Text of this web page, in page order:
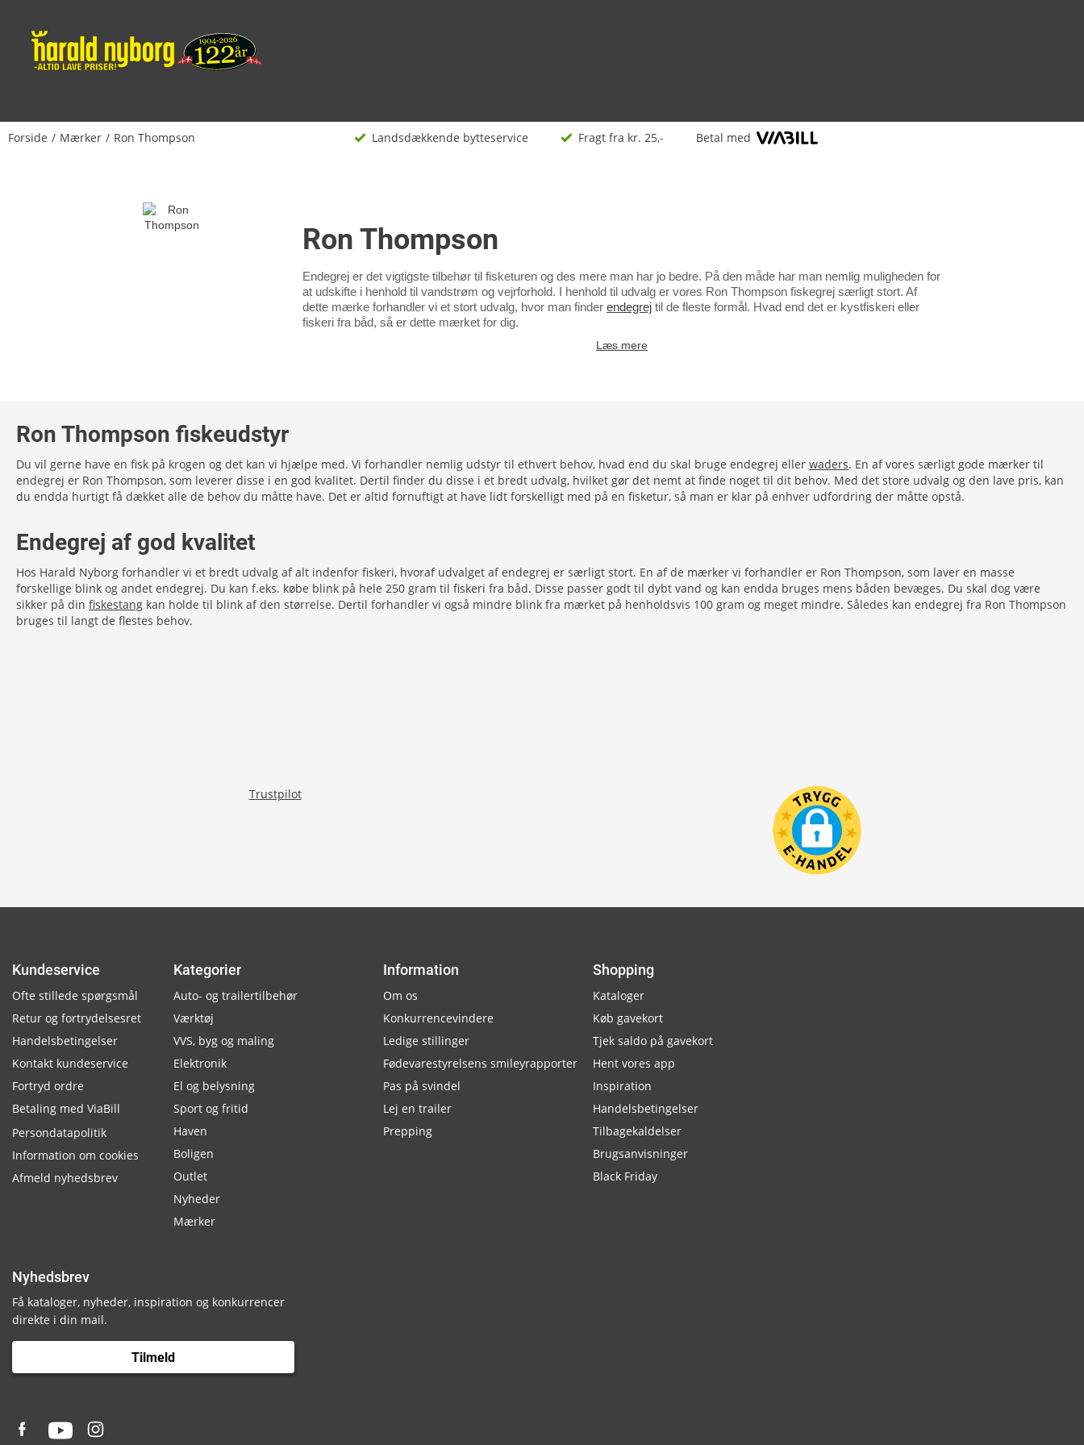
Forside Mærker Ron Thompson Landsdækkende bytteservice Fragt fra kr. 25,- Betal med
Ron Thompson
Endegrej er det vigtigste tilbehør til fisketuren og des mere man har jo bedre. På den måde har man nemlig muligheden for
at udskifte i henhold til vandstrøm og vejrforhold. I henhold til udvalg er vores Ron Thompson fiskegrej særligt stort. Af
dette mærke forhandler vi et stort udvalg, hvor man finderendegrej til de fleste formål. Hvad end det er kystfiskeri eller
fiskeri fra båd, så er dette mærket for dig.
Læs mere
Ron Thompson fiskeudstyr
Du vil gerne have en fisk på krogen og det kan vi hjælpe med. Vi forhandler nemlig udstyr til ethvert behov, hvad end du skal bruge endegrej eller waders. En af vores særligt gode mærker til
endegrej er Ron Thompson, som leverer disse i en god kvalitet. Dertil finder du disse i et bredt udvalg, hvilket gør det nemt at finde noget til dit behov. Med det store udvalg og den lave pris, kan
du endda hurtigt få dækket alle de behov du måtte have. Det er altid fornuftigt at have lidt forskelligt med på en fisketur, så man er klar på enhver udfordring der måtte opstå.
Endegrej af god kvalitet
Hos Harald Nyborg forhandler vi et bredt udvalg af alt indenfor fiskeri, hvoraf udvalget af endegrej er særligt stort. En af de mærker vi forhandler er Ron Thompson, som laver en masse
forskellige blink og andet endegrej. Du kan f.eks. købe blink på hele 250 gram til fiskeri fra båd. Disse passer godt til dybt vand og kan endda bruges mens båden bevæges. Du skal dog være
sikker på din fiskestang kan holde til blink af den størrelse. Dertil forhandler vi også mindre blink fra mærket på henholdsvis 100 gram og meget mindre. Således kan endegrej fra Ron Thompson
bruges til langt de flestes behov.
Trustpilot
Kundeservice
Ofte stillede spørgsmål
Retur og fortrydelsesret
Handelsbetingelser
Kontakt kundeservice
Fortryd ordre
Betaling med ViaBill
Persondatapolitik
Information om cookies
Afmeld nyhedsbrev
Kategorier
Auto- og trailertilbehør
Værktøj
VVS, byg og maling
Elektronik
El og belysning
Sport og fritid
Haven
Boligen
Outlet
Nyheder
Mærker
Information
Om os
Konkurrencevindere
Ledige stillinger
Fødevarestyrelsens smileyrapporter
Pas på svindel
Lej en trailer
Prepping
Shopping
Kataloger
Køb gavekort
Tjek saldo på gavekort
Hent vores app
Inspiration
Handelsbetingelser
Tilbagekaldelser
Brugsanvisninger
Black Friday
Nyhedsbrev
Få kataloger, nyheder, inspiration og konkurrencer
direkte i din mail.
Tilmeld